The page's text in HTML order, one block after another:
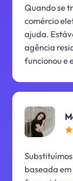
Quando se
comércio
ajuda.
agência
funcionou e
baseada em